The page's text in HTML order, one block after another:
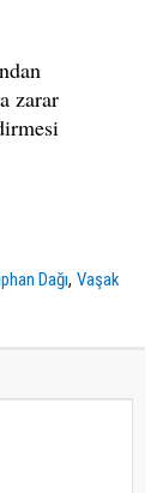
zarar
Dağı,Vaşak